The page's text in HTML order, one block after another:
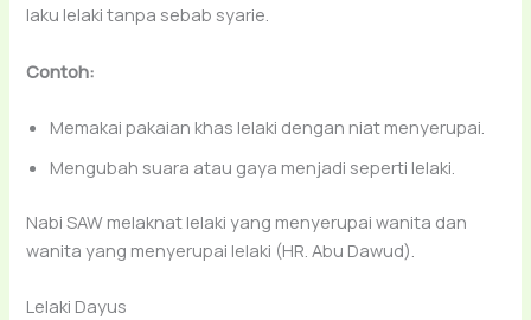
laku lelaki tanpa sebab syarie.
Contoh:
Memakai pakaian khas lelaki dengan niat menyerupai.
Mengubah suara atau gaya menjadi seperti lelaki.
Nabi SAW melaknat lelaki yang menyerupai wanita dan
wanita yang menyerupai lelaki (HR. Abu Dawud).
Lelaki Dayus